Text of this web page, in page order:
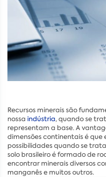
Recursos minerais são
nossa indústria, quando se
representam a base. A
dimensões continentais é que
possibilidades quando se
solo brasileiro é formado de
encontrar minerais diversos
manganês e muitos outros.